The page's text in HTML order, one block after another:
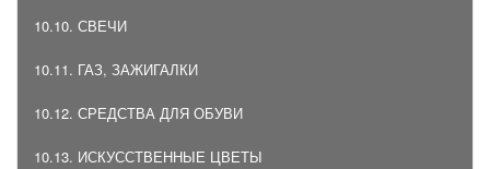
10.10. СВЕЧИ
10.11. ГАЗ, ЗАЖИГАЛКИ
10.12. СРЕДСТВА ДЛЯ ОБУВИ
10.13. ИСКУССТВЕННЫЕ ЦВЕТЫ